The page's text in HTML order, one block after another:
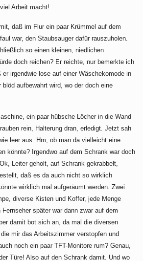
Arbeit macht!
daß im Flur ein paar Krümmel auf dem
war, den Staubsauger dafür rauszuholen.
so einen kleinen, niedlichen
doch reichen? Er reichte, nur bemerkte ich
er irgendwie lose auf einer Wäschekomode in
aufbewahrt wird, wo der doch eine
ein paar hübsche Löcher in die Wand
rein, Halterung dran, erledigt. Jetzt sah
leer aus. Hm, ob man da vielleicht eine
könnte? Irgendwo auf dem Schrank war doch
Leiter geholt, auf Schrank gekrabbelt,
daß es da auch nicht so wirklich
wirklich mal aufgeräumt werden. Zwei
diverse Kisten und Koffer, jede Menge
später war dann zwar auf dem
damit bot sich an, da mal die diversen
mir das Arbeitszimmer verstopfen und
noch ein paar TFT-Monitore rum? Genau,
Türe! Also auf den Schrank damit. Und wo